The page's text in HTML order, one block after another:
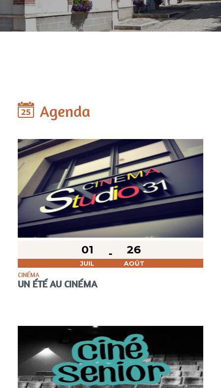
Agenda
01
JUIL
26
AOÛT
CINÉMA
UN ÉTÉ AU CINÉMA